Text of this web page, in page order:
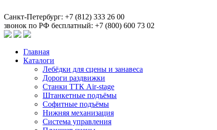
Санкт-Петербург: +7 (812) 333 26 00
звонок по РФ бесплатный: +7 (800) 600 73 02
Главная
Каталоги
Лебёдки для сцены и занавеса
Дороги раздвижки
Станки ТТК Air-stage
Штанкетные подъёмы
Софитные подъёмы
Нижняя механизация
Система управления